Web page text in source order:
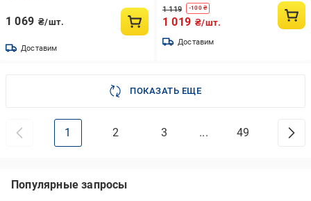
1 069 ₴/шт.
Доставим
1 119 -100₴
1 019 ₴/шт.
Доставим
ПОКАЗАТЬ ЕЩЕ
1 2 3 ... 49
Популярные запросы